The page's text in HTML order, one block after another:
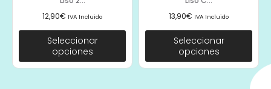
12,90€ IVA Incluido
Seleccionar
opciones
13,90€ IVA Incluido
Seleccionar
opciones